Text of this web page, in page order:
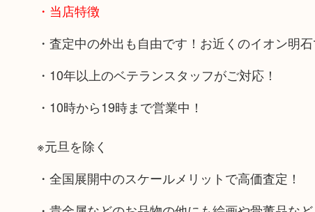
・当店特徴
・査定中の外出も自由です！お近くのイオン明
・10年以上のベテランスタッフがご対応！
・10時から19時まで営業中！
※元旦を除く
・全国展開中のスケールメリットで高価査定！